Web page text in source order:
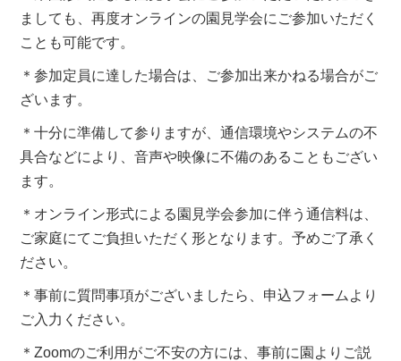
ましても、再度オンラインの園見学会にご参加いただく
ことも可能です。
＊参加定員に達した場合は、ご参加出来かねる場合がご
ざいます。
＊十分に準備して参りますが、通信環境やシステムの不
具合などにより、音声や映像に不備のあることもござい
ます。
＊オンライン形式による園見学会参加に伴う通信料は、
ご家庭にてご負担いただく形となります。予めご了承く
ださい。
＊事前に質問事項がございましたら、申込フォームより
ご入力ください。
＊Zoomのご利用がご不安の方には、事前に園よりご説